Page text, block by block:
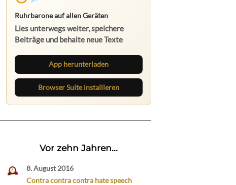
Ruhrbarone auf allen Geräten
Lies unterwegs weiter, speichere
Beiträge und behalte neue Texte
App herunterladen
Browser Suite installieren
Vor zehn Jahren...
8. August 2016
Contra contra contra hate speech